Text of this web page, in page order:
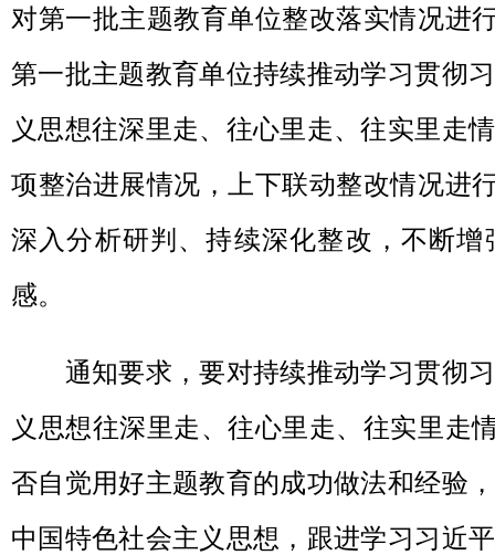
对第一批主题教育单位整改落实情况进
第一批主题教育单位持续推动学习贯彻
义思想往深里走、往心里走、往实里走
项整治进展情况，上下联动整改情况进
深入分析研判、持续深化整改，不断
感。
通知要求，要对持续推动学习贯彻习
义思想往深里走、往心里走、往实里走
否自觉用好主题教育的成功做法和经验
中国特色社会主义思想，跟进学习习近